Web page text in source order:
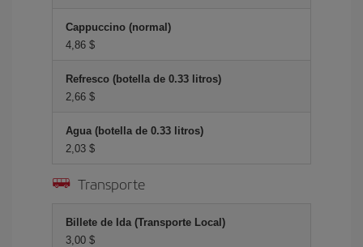
Cappuccino (normal)
4,86 $
Refresco (botella de 0.33 litros)
2,66 $
Agua (botella de 0.33 litros)
2,03 $
Transporte
Billete de Ida (Transporte Local)
3,00 $